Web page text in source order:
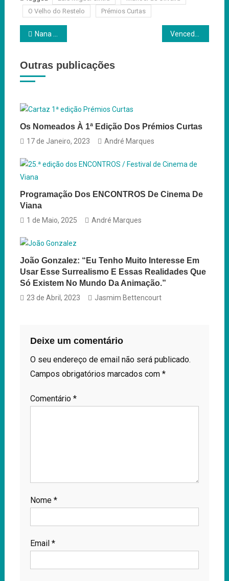
O Velho do Restelo
Prémios Curtas
Navegação
artigos
Nana Nana Meu Menino: A Fragilidade do Realismo
Outras publicações
Os Nomeados À 1ª Edição Dos Prémios Curtas
17 de Janeiro, 2023 André Marques
Programação Dos ENCONTROS De Cinema De
Viana
1 de Maio, 2025 André Marques
João Gonzalez: “Eu Tenho Muito Interesse Em
Usar Esse Surrealismo E Essas Realidades Que
Só Existem No Mundo Da Animação.”
23 de Abril, 2023 Jasmim Bettencourt
Deixe um comentário
O seu endereço de email não será publicado.
Campos obrigatórios marcados com *
Comentário *
Nome *
Email *